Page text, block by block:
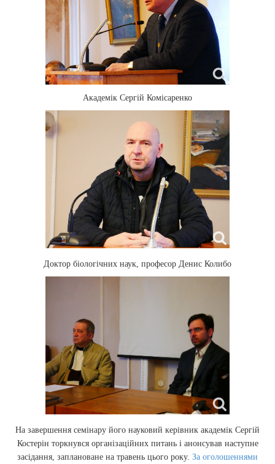
Академік Сергій Комісаренко
Доктор біологічних наук, професор Денис Колибо
На завершення семінару його науковий керівник академік Сергій
Костерін торкнувся організаційних питань і анонсував наступне
засідання, заплановане на травень цього року. За оголошеннями